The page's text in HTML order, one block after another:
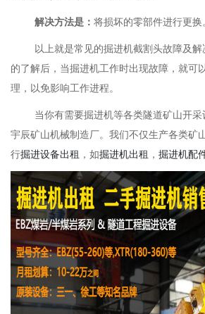
解决方法是： 将损坏的零部件进行更换
以上就是常见的掘进机截割头故障及
的了解后，当掘进机工作时出现故障，就可
理，以免影响工作进程。
当你有需要掘进机等各类隧道矿山开
宇辰矿山机械制造厂。我们不仅生产各类矿
行掘进设备出租 ，如掘进机出租 ， 掘进机配